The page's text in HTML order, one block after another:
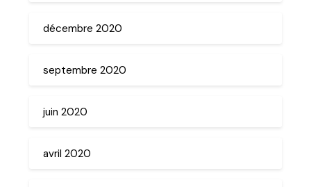
décembre 2020
septembre 2020
juin 2020
avril 2020